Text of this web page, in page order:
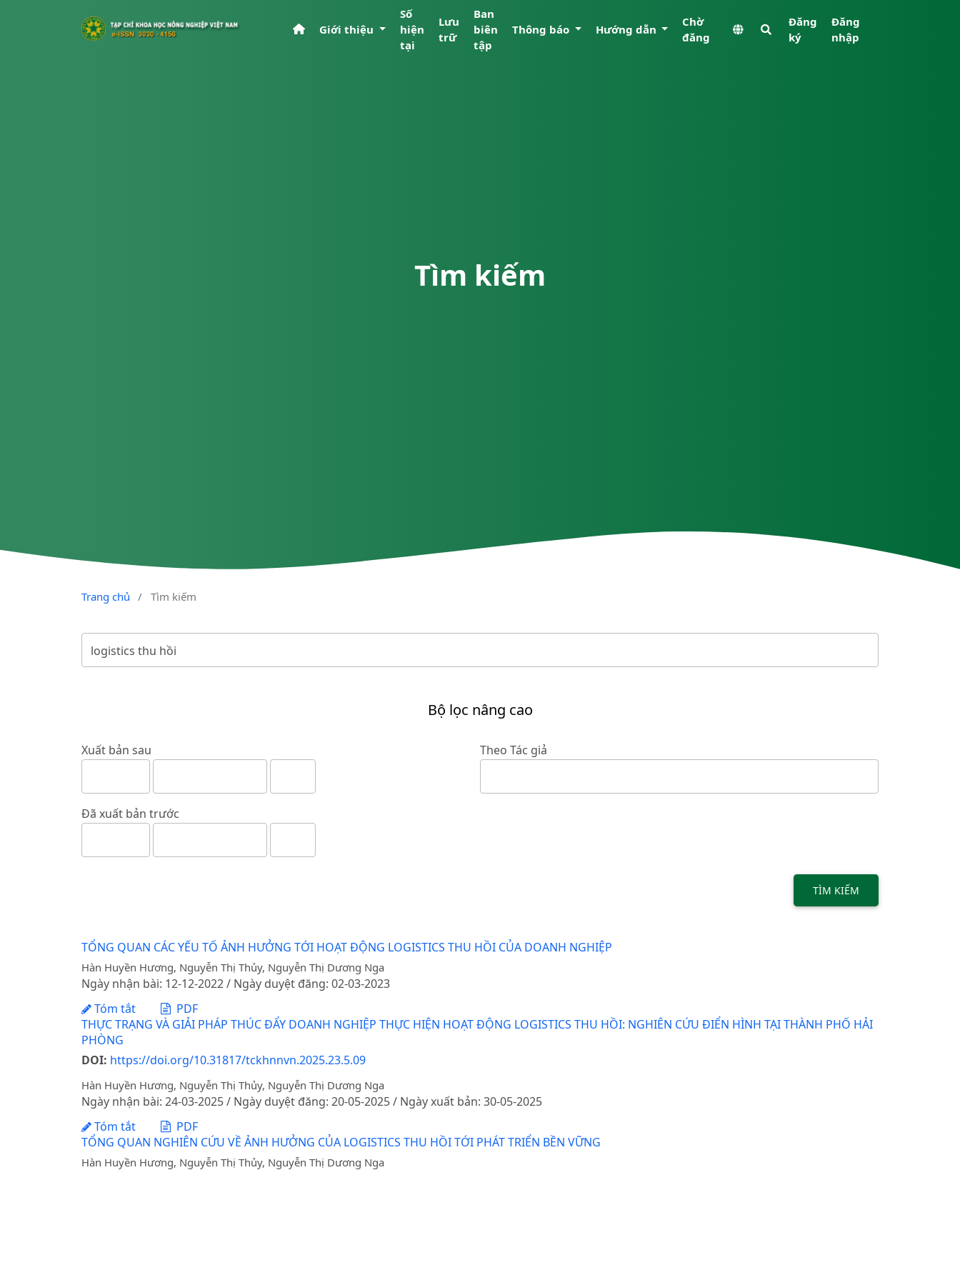
Giới thiệu
Số
hiện
tại
Lưu
trữ
Ban
biên
tập
Thông báo Hướng dẫn
Chờ
đăng
Đăng
ký
Đăng
nhập
Tìm kiếm
Trang chủ / Tìm kiếm
Bộ lọc nâng cao
Xuất bản sau
Đã xuất bản trước
Theo Tác giả
TÌM KIẾM
TỔNG QUAN CÁC YẾU TỐ ẢNH HƯỞNG TỚI HOẠT ĐỘNG LOGISTICS THU HỒI CỦA DOANH NGHIỆP
Hàn Huyền Hương, Nguyễn Thị Thủy, Nguyễn Thị Dương Nga
Ngày nhận bài: 12-12-2022 / Ngày duyệt đăng: 02-03-2023
Tóm tắt
PDF
THỰC TRẠNG VÀ GIẢI PHÁP THÚC ĐẨY DOANH NGHIỆP THỰC HIỆN HOẠT ĐỘNG LOGISTICS THU HỒI: NGHIÊN CỨU ĐIỂN HÌNH TẠI THÀNH PHỐ HẢI
PHÒNG
DOI: https://doi.org/10.31817/tckhnnvn.2025.23.5.09
Hàn Huyền Hương, Nguyễn Thị Thủy, Nguyễn Thị Dương Nga
Ngày nhận bài: 24-03-2025 / Ngày duyệt đăng: 20-05-2025 / Ngày xuất bản: 30-05-2025
Tóm tắt
PDF
TỔNG QUAN NGHIÊN CỨU VỀ ẢNH HƯỞNG CỦA LOGISTICS THU HỒI TỚI PHÁT TRIỂN BỀN VỮNG
Hàn Huyền Hương, Nguyễn Thị Thủy, Nguyễn Thị Dương Nga